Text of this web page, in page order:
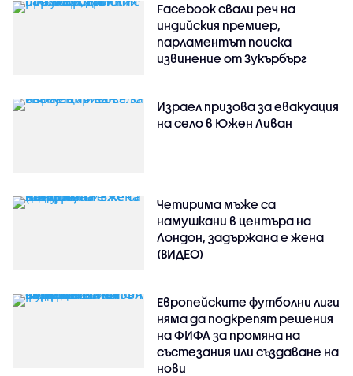
Facebook свали реч на
индийския премиер,
парламентът поиска
извинение от Зукърбърг
Израел призова за евакуация
на село в Южен Ливан
Четирима мъже са
намушкани в центъра на
Лондон, задържана е жена
(ВИДЕО)
Европейските футболни лиги
няма да подкрепят решения
на ФИФА за промяна на
състезания или създаване на
нови